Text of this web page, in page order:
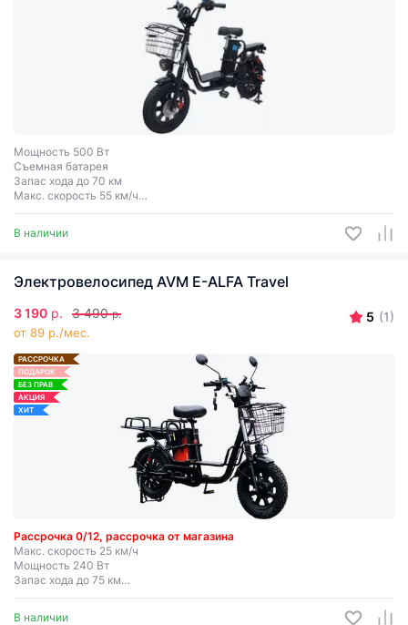
Мощность 500 Вт
Съемная батарея
Запас хода до 70 км
Макс. скорость 55 км/ч
Колеса 16″
В наличии
Электровелосипед AVM E-ALFA Travel
3 190 р. 3 490 р.
от 89 р./мес.
5 (1)
РАССРОЧКА
ПОДАРОК
БЕЗ ПРАВ
АКЦИЯ
ХИТ
Рассрочка 0/12, рассрочка от магазина
Макс. скорость 25 км/ч
Мощность 240 Вт
Запас хода до 75 км
Съемная батарея
В наличии